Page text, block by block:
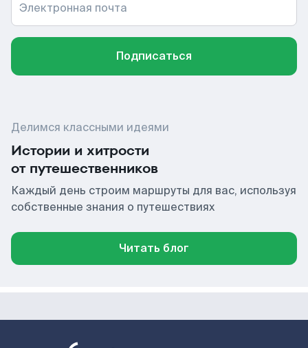
Электронная почта
Подписаться
Делимся классными идеями
Истории и хитрости
от путешественников
Каждый день строим маршруты для вас, используя
собственные знания о путешествиях
Читать блог